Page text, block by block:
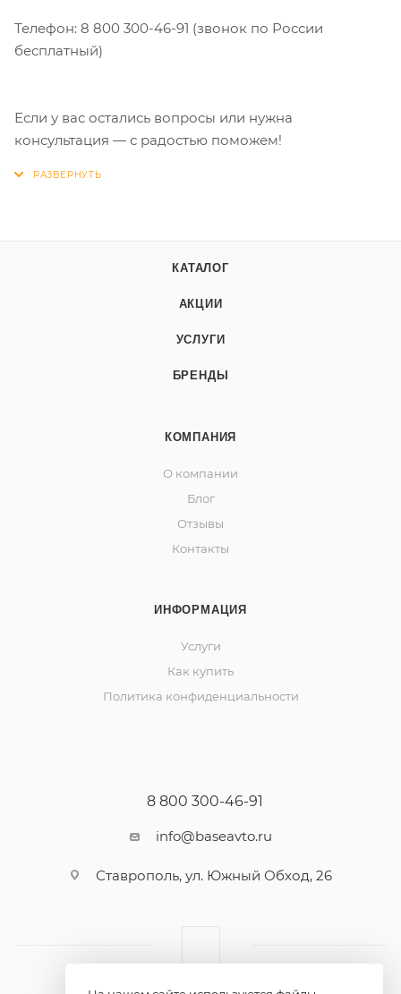
Телефон: 8 800 300-46-91 (звонок по России
бесплатный)
Если у вас остались вопросы или нужна
консультация — с радостью поможем!
КАТАЛОГ
АКЦИИ
УСЛУГИ
БРЕНДЫ
КОМПАНИЯ
О компании
Блог
Отзывы
Контакты
ИНФОРМАЦИЯ
Услуги
Как купить
Политика конфиденциальности
8 800 300-46-91
info@baseavto.ru
Ставрополь, ул. Южный Обход, 26